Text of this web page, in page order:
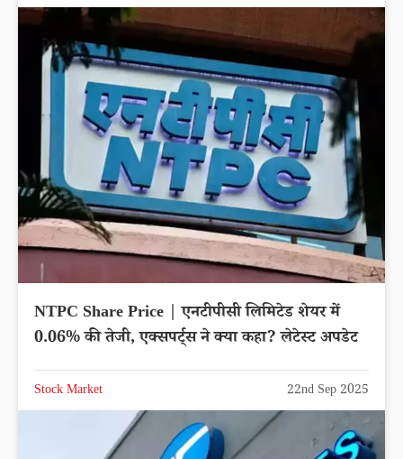
NTPC Share Price | एनटीपीसी लिमिटेड शेयर में
0.06% की तेजी, एक्सपर्ट्स ने क्या कहा? लेटेस्ट अपडेट
Stock Market 22nd Sep 2025